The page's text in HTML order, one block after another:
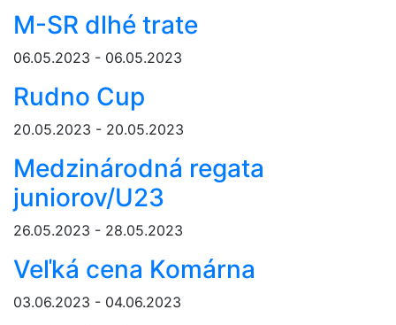
M-SR dlhé trate
06.05.2023 - 06.05.2023
Rudno Cup
20.05.2023 - 20.05.2023
Medzinárodná regata
juniorov/U23
26.05.2023 - 28.05.2023
Veľká cena Komárna
03.06.2023 - 04.06.2023